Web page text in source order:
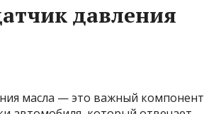
давления
масла — это важный компонент